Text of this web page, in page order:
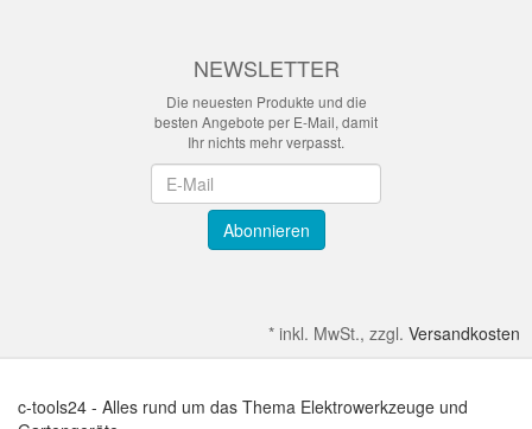
NEWSLETTER
Die neuesten Produkte und die
besten Angebote per E-Mail, damit
Ihr nichts mehr verpasst.
Abonnieren
* inkl. MwSt., zzgl. Versandkosten
c-tools24 - Alles rund um das Thema Elektrowerkzeuge und